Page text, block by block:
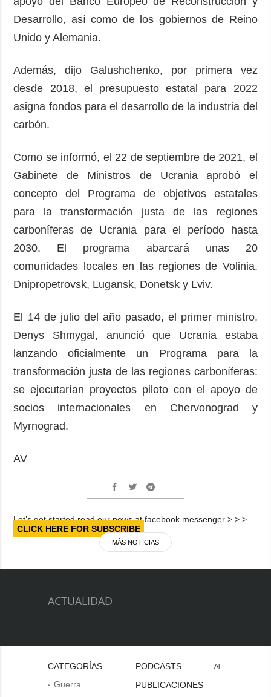
Desarrollo, así como de los gobiernos de Reino
Unido y Alemania.
Además, dijo Galushchenko, por primera vez
desde 2018, el presupuesto estatal para 2022
asigna fondos para el desarrollo de la industria del
carbón.
Como se informó, el 22 de septiembre de 2021, el
Gabinete de Ministros de Ucrania aprobó el
concepto del Programa de objetivos estatales
para la transformación justa de las regiones
carboníferas de Ucrania para el período hasta
2030. El programa abarcará unas 20
comunidades locales en las regiones de Volinia,
Dnipropetrovsk, Lugansk, Donetsk y Lviv.
El 14 de julio del año pasado, el primer ministro,
Denys Shmygal, anunció que Ucrania estaba
lanzando oficialmente un Programa para la
transformación justa de las regiones carboníferas:
se ejecutarían proyectos piloto con el apoyo de
socios internacionales en Chervonograd y
Myrnograd.
AV
Let’s get started read our news at facebook messenger > > >
CLICK HERE FOR SUBSCRIBE
MÁS NOTICIAS
ACTUALIDAD
CATEGORÍAS
Guerra
PODCASTS
PUBLICACIONES
Al